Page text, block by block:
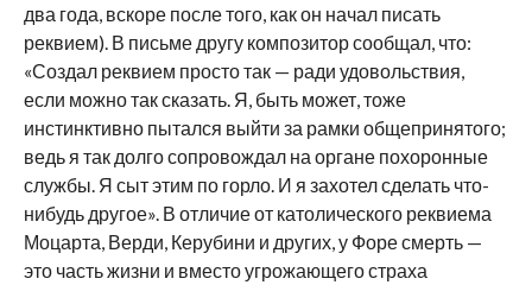
два года, вскоре после того, как он начал писать
реквием). В письме другу композитор сообщал, что:
«Создал реквием просто так — ради удовольствия,
если можно так сказать. Я, быть может, тоже
инстинктивно пытался выйти за рамки общепринятого;
ведь я так долго сопровождал на органе похоронные
службы. Я сыт этим по горло. И я захотел сделать что-
нибудь другое». В отличие от католического реквиема
Моцарта, Верди, Керубини и других, у Форе смерть —
это часть жизни и вместо угрожающего страха